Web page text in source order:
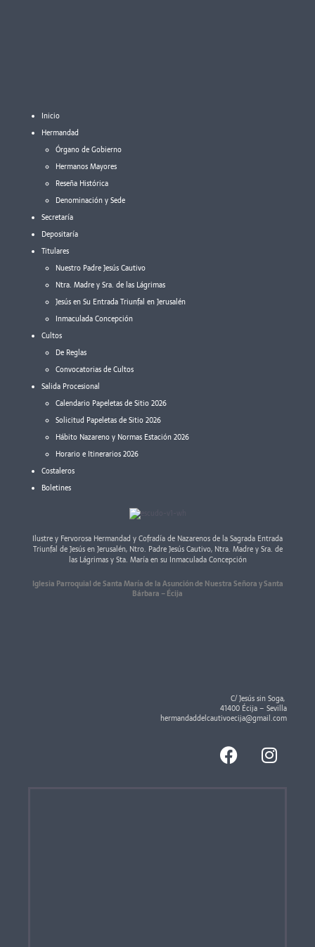
Inicio
Hermandad
Órgano de Gobierno
Hermanos Mayores
Reseña Histórica
Denominación y Sede
Secretaría
Depositaría
Titulares
Nuestro Padre Jesús Cautivo
Ntra. Madre y Sra. de las Lágrimas
Jesús en Su Entrada Triunfal en Jerusalén
Inmaculada Concepción
Cultos
De Reglas
Convocatorias de Cultos
Salida Procesional
Calendario Papeletas de Sitio 2026
Solicitud Papeletas de Sitio 2026
Hábito Nazareno y Normas Estación 2026
Horario e Itinerarios 2026
Costaleros
Boletines
Ilustre y Fervorosa Hermandad y Cofradía de Nazarenos de la Sagrada Entrada
Triunfal de Jesús en Jerusalén, Ntro. Padre Jesús Cautivo, Ntra. Madre y Sra. de
las Lágrimas y Sta. María en su Inmaculada Concepción
Iglesia Parroquial de Santa María de la Asunción de Nuestra Señora y Santa
Bárbara – Écija
C/ Jesús sin Soga,
41400 Écija – Sevilla
hermandaddelcautivoecija@gmail.com